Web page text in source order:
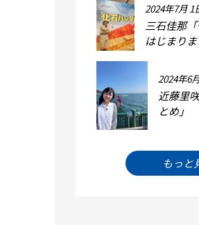
2024年7月 1
三石佳那
はじまりま
2024年6
近藤里
とめ」
もっと